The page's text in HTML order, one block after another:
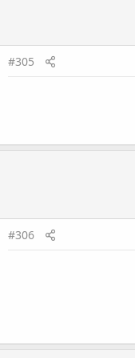
#305
#306